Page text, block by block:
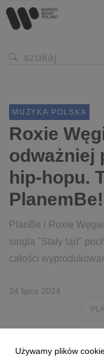
MUZYKA POLSKA
Roxie
odważniej
hip-hopu.
PlanemBe!
PlanBe i Roxie
singla "Stały ląd"
całości
24 lipca 2024
Używamy plików